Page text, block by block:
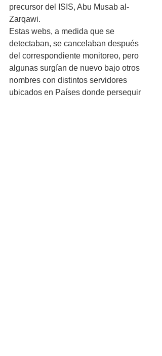
precursor del ISIS, Abu Musab al-
Zarqawi.
Estas webs, a medida que se
detectaban, se cancelaban después
del correspondiente monitoreo, pero
algunas surgían de nuevo bajo otros
nombres con distintos servidores
ubicados en Países donde perseguir